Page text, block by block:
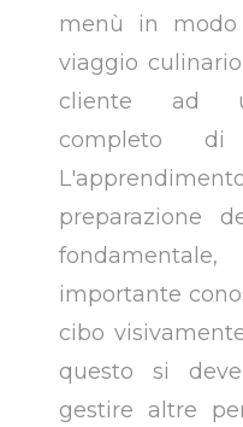
menù in
viaggio
cliente ad
completo
preparazione
importante
cibo
questo si
gestire altre